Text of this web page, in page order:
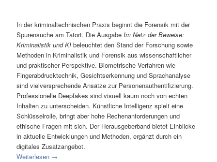
In der kriminaltechnischen Praxis beginnt die Forensik mit der
Spurensuche am Tatort. Die AusgabeIm Netz der Beweise:
Kriminalistik und KI beleuchtet den Stand der Forschung sowie
Methoden in Kriminalistik und Forensik aus wissenschaftlicher
und praktischer Perspektive. Biometrische Verfahren wie
Fingerabdrucktechnik, Gesichtserkennung und Sprachanalyse
sind vielversprechende Ansätze zur Personenauthentifizierung.
Professionelle Deepfakes sind visuell kaum noch von echten
Inhalten zu unterscheiden. Künstliche Intelligenz spielt eine
Schlüsselrolle, bringt aber hohe Rechenanforderungen und
ethische Fragen mit sich. Der Herausgeberband bietet Einblicke
in aktuelle Entwicklungen und Methoden, ergänzt durch ein
digitales Zusatzangebot.
Weiterlesen →